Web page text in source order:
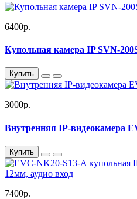
6400р.
Купольная камера IP SVN-
Купить
3000р.
Внутренняя IP-видеокамера
Купить
7400р.